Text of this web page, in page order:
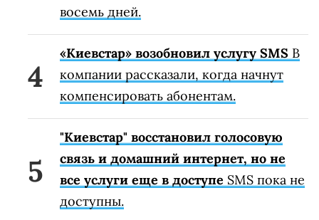
восемь дней.
«Киевстар» возобновил услугу SMS В
компании рассказали, когда начнут
компенсировать абонентам.
"Киевстар" восстановил голосовую
связь и домашний интернет, но не
все услуги еще в доступе SMS пока не
доступны.